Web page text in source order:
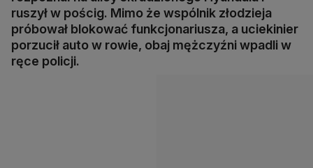
ruszył w pościg. Mimo że wspólnik złodzieja
próbował blokować funkcjonariusza, a uciekinier
porzucił auto w rowie, obaj mężczyźni wpadli w
ręce policji.